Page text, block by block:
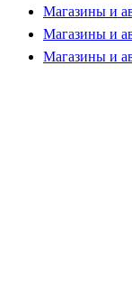
Магазины и
Магазины и
Магазины и